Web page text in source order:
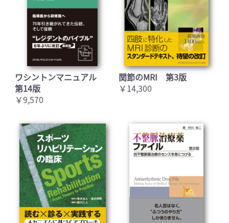
ワシントンマニュアル
第14版
￥9,570
関節のMRI 第3版
￥14,300